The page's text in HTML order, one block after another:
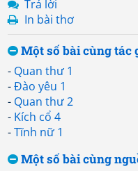
Trả lời
In bài thơ
Một số bài cùng tác
- Quan thư 1
-Đào yêu 1
- Quan thư 2
- Kích cổ 4
-Tĩnh nữ 1
Một số bài cùng